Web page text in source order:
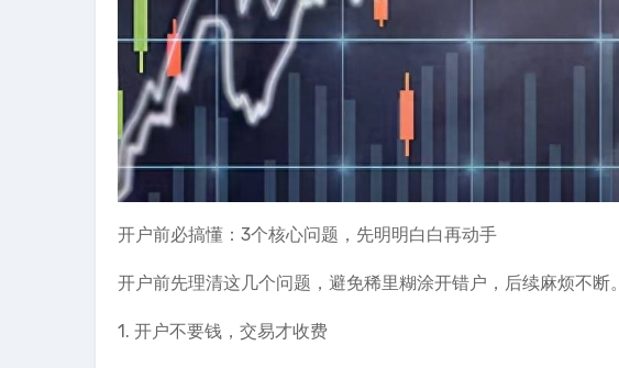
开户前必搞懂：3个核心问题，先明明白白再动手
开户前先理清这几个问题，避免稀里糊涂开错户，后续麻烦不断。
1. 开户不要钱，交易才收费